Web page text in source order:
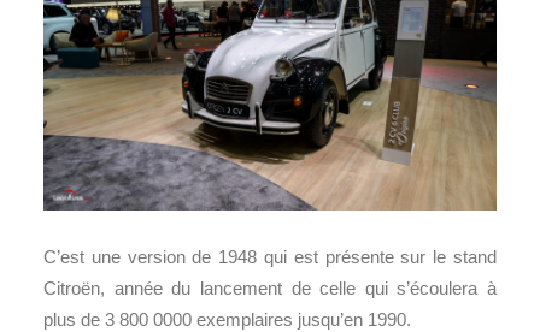
C’est une version de 1948 qui est présente sur le stand
Citroën, année du lancement de celle qui s’écoulera à
plus de 3 800 0000 exemplaires jusqu’en 1990.